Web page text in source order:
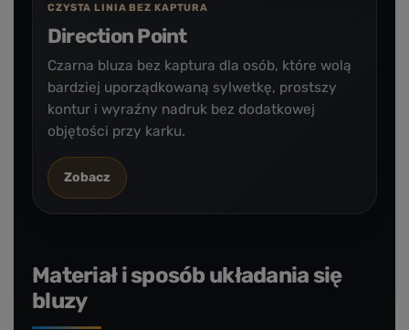
CZYSTA LINIA BEZ KAPTURA
Direction Point
Czarna bluza bez kaptura dla osób, które wolą
bardziej uporządkowaną sylwetkę, prostszy
kontur i wyraźny nadruk bez dodatkowej
objętości przy karku.
Zobacz
Materiał i sposób układania się
bluzy